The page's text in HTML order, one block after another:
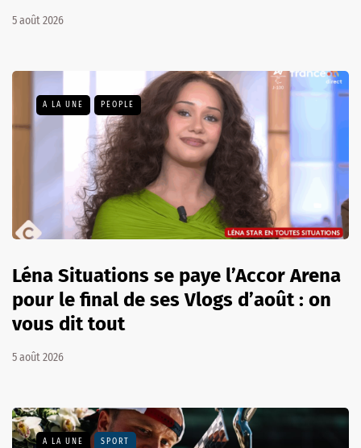
5 août 2026
A LA UNE PEOPLE
Léna Situations se paye l’Accor Arena
pour le final de ses Vlogs d’août : on
vous dit tout
5 août 2026
A LA UNE SPORT